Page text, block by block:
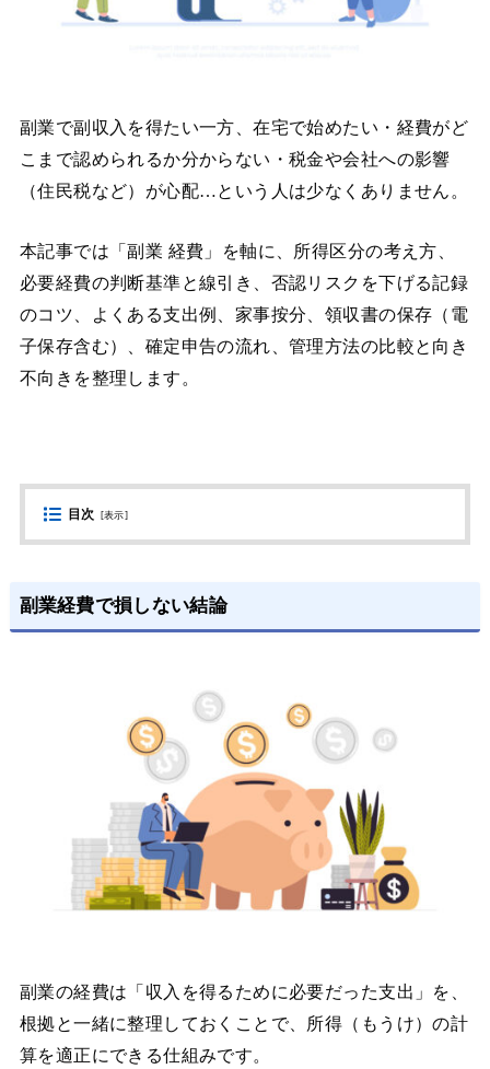
副業で副収入を得たい一方、在宅で始めたい・経費がど
こまで認められるか分からない・税金や会社への影響
（住民税など）が心配…という人は少なくありません。
本記事では「副業 経費」を軸に、所得区分の考え方、
必要経費の判断基準と線引き、否認リスクを下げる記録
のコツ、よくある支出例、家事按分、領収書の保存（電
子保存含む）、確定申告の流れ、管理方法の比較と向き
不向きを整理します。
目次 [表示]
副業経費で損しない結論
副業の経費は「収入を得るために必要だった支出」を、
根拠と一緒に整理しておくことで、所得（もうけ）の計
算を適正にできる仕組みです。